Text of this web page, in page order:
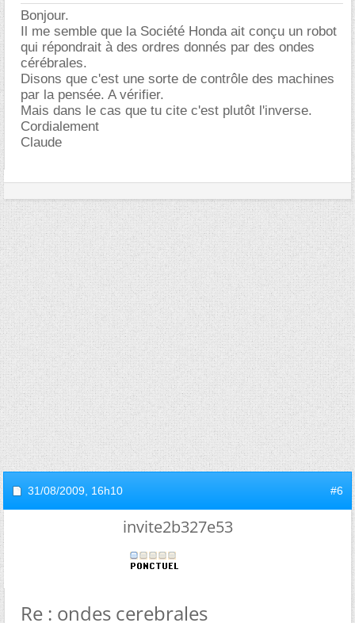
Bonjour.
Il me semble que la Société Honda ait conçu un robot
qui répondrait à des ordres donnés par des ondes
cérébrales.
Disons que c'est une sorte de contrôle des machines
par la pensée. A vérifier.
Mais dans le cas que tu cite c'est plutôt l'inverse.
Cordialement
Claude
31/08/2009, 16h10 #6
invite2b327e53
Re : ondes cerebrales